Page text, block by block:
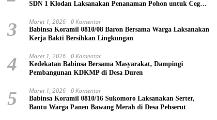
SDN 1 Klodan Laksanakan Penanaman Pohon untuk Cegah
3 Maret 1, 2026 0 Komentar
Babinsa Koramil 0810/08 Baron Bersama Warga Laksanakan
Kerja Bakti Bersihkan Lingkungan
4 Maret 1, 2026 0 Komentar
Kedekatan Babinsa Bersama Masyarakat, Dampingi
Pembangunan KDKMP di Desa Duren
5 Maret 1, 2026 0 Komentar
Babinsa Koramil 0810/16 Sukomoro Laksanakan Serter,
Bantu Warga Panen Bawang Merah di Desa Pehserut